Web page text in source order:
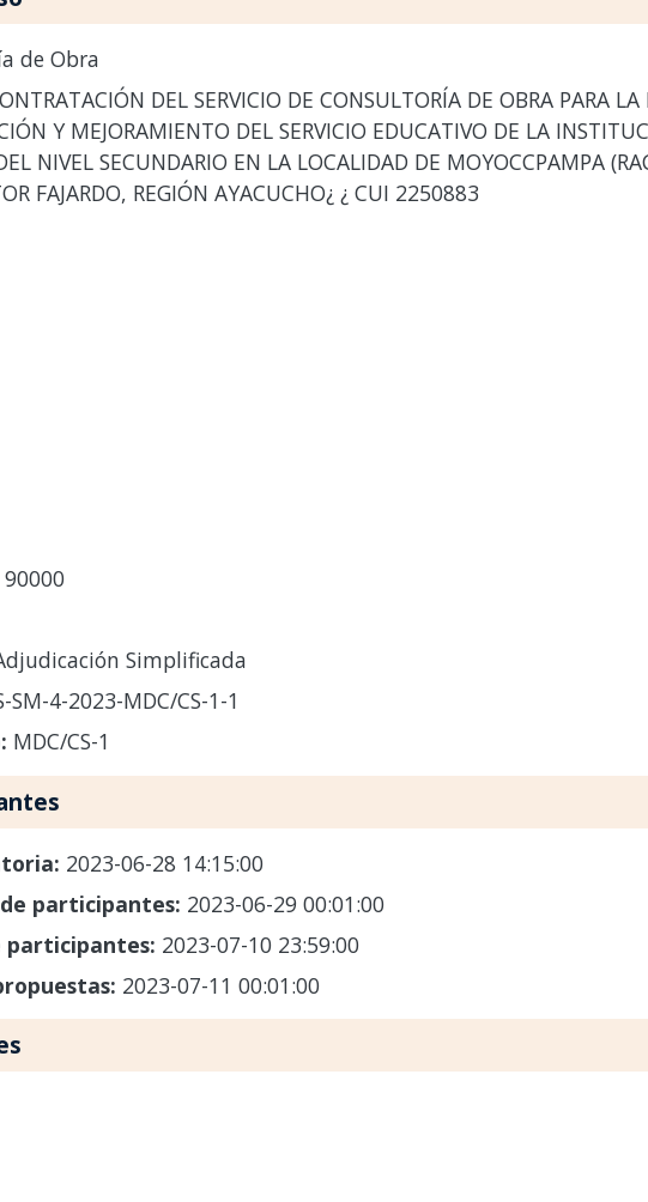
de Obra
DEL SERVICIO DE CONSULTORÍA DE OBRA PARA
Y MEJORAMIENTO DEL SERVICIO EDUCATIVO DE LA
NIVEL SECUNDARIO EN LA LOCALIDAD DE MOYOCCPAMPA
FAJARDO, REGIÓN AYACUCHO¿ ¿ CUI 2250883
90000
Simplificada
SM-4-2023-MDC/CS-1-1
MDC/CS-1
2023-06-28 14:15:00
participantes: 2023-06-29 00:01:00
participantes: 2023-07-10 23:59:00
2023-07-11 00:01:00